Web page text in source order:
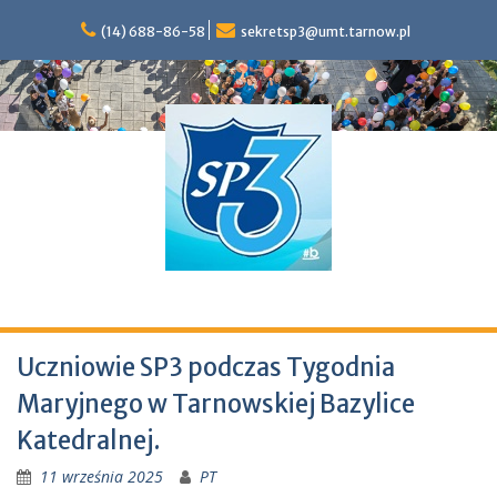
i
p
t
o
(14) 688-86-58 sekretsp3@umt.tarnow.pl
Uczniowie SP3 podczas Tygodnia
Maryjnego w Tarnowskiej Bazylice
Katedralnej.
11 września 2025 PT